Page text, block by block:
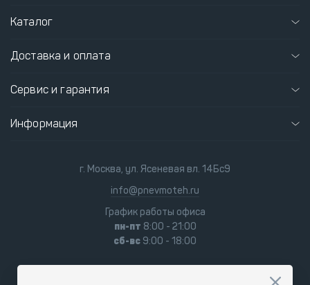
Каталог
Доставка и оплата
Сервис и гарантия
Информация
г. Москва, ул. Ясеневая вл. 14Бс9
info@pnevmoteh.ru
График работы офиса
пн-пт 8:00 - 21:00
сб-вс 9:00 - 18:00